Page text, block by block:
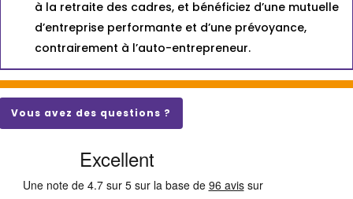
à la retraite des cadres, et bénéficiez d’une mutuelle
d’entreprise performante et d’une prévoyance,
contrairement à l’auto-entrepreneur.
Vous avez des questions ?